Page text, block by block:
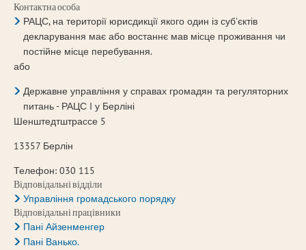
Контактна особа
РАЦС, на території юрисдикції якого один із суб'єктів
декларування має або востаннє мав місце проживання чи
постійне місце перебування.
або
Державне управління у справах громадян та регуляторних
питань - РАЦС I у Берліні
Шенштедтштрассе 5
13357 Берлін
Телефон: 030 115
Відповідальні відділи
Управління громадського порядку
Відповідальні працівники
Пані Айзенменгер
Пані Ванько.